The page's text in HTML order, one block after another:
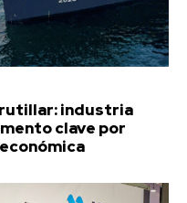
industria
clave por